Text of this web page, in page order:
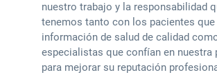
nuestro trabajo y la responsabilidad
tenemos tanto con los pacientes que
información de salud de calidad
especialistas que confían en nuestra
para mejorar su reputación